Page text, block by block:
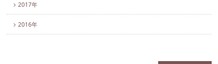
2017年
2016年